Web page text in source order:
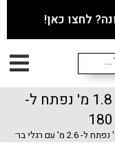
שולחן אוכל אבן קרמית באורך 1.8 מ' נפתח ל-